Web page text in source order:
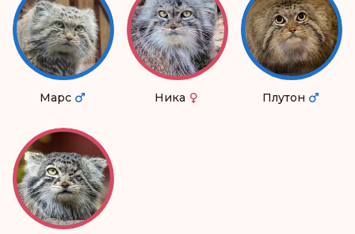
Марс Ника Плутон